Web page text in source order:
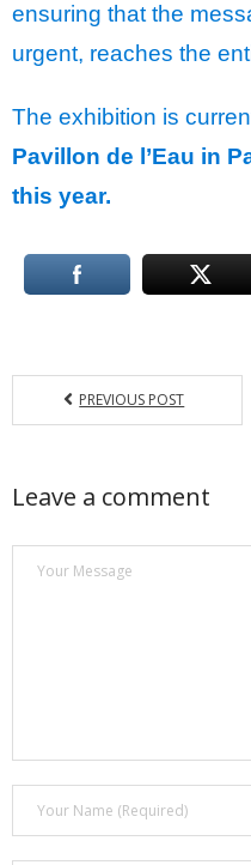
ensuring that the
urgent, reaches the
The exhibition is
Pavillon de l’Eau in
this year.
PREVIOUS POST
Leave a comment